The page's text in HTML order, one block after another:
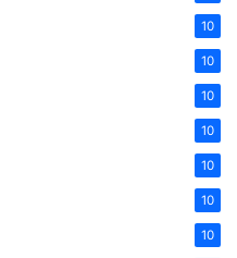
10
10
10
10
10
10
10